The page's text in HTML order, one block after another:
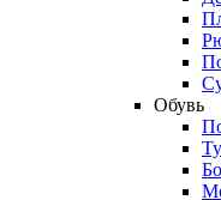
Обувь